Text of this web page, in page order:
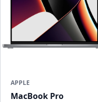
APPLE
MacBook Pro